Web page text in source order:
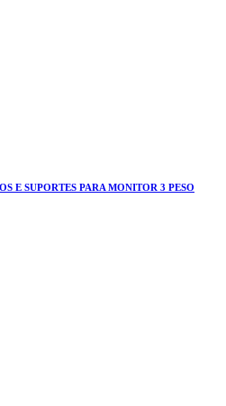
E SUPORTES PARA MONITOR 3 PESO